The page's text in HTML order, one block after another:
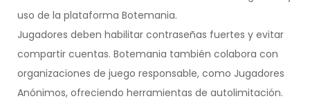
uso de la plataforma Botemania.
Jugadores deben habilitar contraseñas fuertes y evitar
compartir cuentas. Botemania también colabora con
organizaciones de juego responsable, como Jugadores
Anónimos, ofreciendo herramientas de autolimitación.